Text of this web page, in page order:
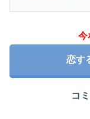
今
恋す
コ